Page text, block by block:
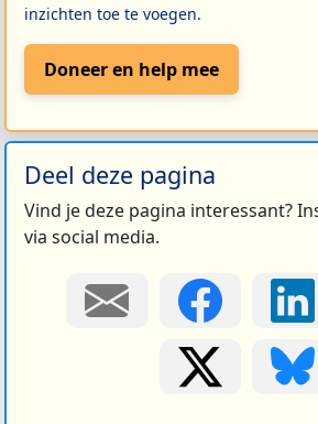
inzichten toe te voegen.
Doneer en help mee
Deel deze pagina
Vind je deze pagina interessant?
via social media.